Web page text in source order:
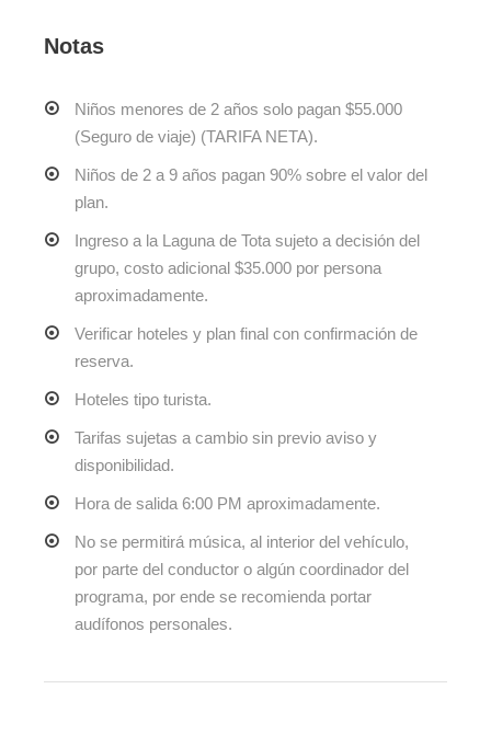
Notas
Niños menores de 2 años solo pagan $55.000
(Seguro de viaje) (TARIFA NETA).
Niños de 2 a 9 años pagan 90% sobre el valor del
plan.
Ingreso a la Laguna de Tota sujeto a decisión del
grupo, costo adicional $35.000 por persona
aproximadamente.
Verificar hoteles y plan final con confirmación de
reserva.
Hoteles tipo turista.
Tarifas sujetas a cambio sin previo aviso y
disponibilidad.
Hora de salida 6:00 PM aproximadamente.
No se permitirá música, al interior del vehículo,
por parte del conductor o algún coordinador del
programa, por ende se recomienda portar
audífonos personales.